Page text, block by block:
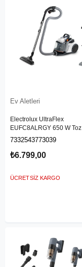
Ev Aletleri
Electrolux UltraFlex
EUFC8ALRGY 650 W Toz
Torbasız Süpürge
7332543773039
₺6.799,00
ÜCRETSIZ KARGO